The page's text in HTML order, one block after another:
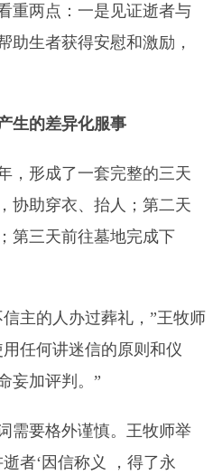
重两点：一是见证逝者与
助生者获得安慰和激励，
生的差异化服事
，形成了一套完整的三天
协助穿衣、抬人；第二天
第三天前往墓地完成下
主的人办过葬礼，”王牧师
任何讲迷信的原则和仪
妄加评判。”
需要格外谨慎。王牧师举
者‘因信称义 ，得了永